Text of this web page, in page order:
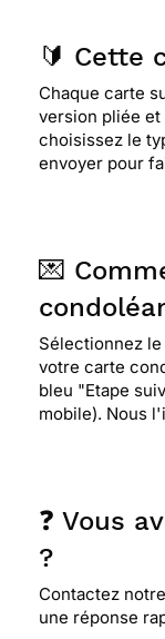
⭐⭐⭐⭐ Le
Le
⭐⭐⭐⭐⭐ Le
⭐⭐⭐⭐
⭐⭐⭐⭐ Le
🔰 Cette
Chaque carte
version pliée et
choisissez le
envoyer pour
💌
Sélectionnez
votre carte
bleu "Etape
mobile). Nous
❓ Vous
?
Contactez
une réponse